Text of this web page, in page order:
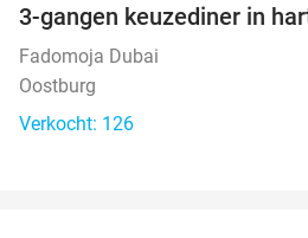
3-gangen keuzediner in
Fadomoja Dubai
Oostburg
Verkocht: 126